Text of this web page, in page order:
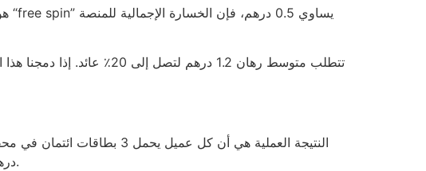
درهم، 5,000 درهم، و2,500 درهم. الفارق في الحد يحدد عدد المرات التي يمكن للعميل أن يتعرض فيها للرسوم.